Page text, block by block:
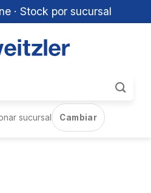
· Stock por sucursal
sucursal Cambiar